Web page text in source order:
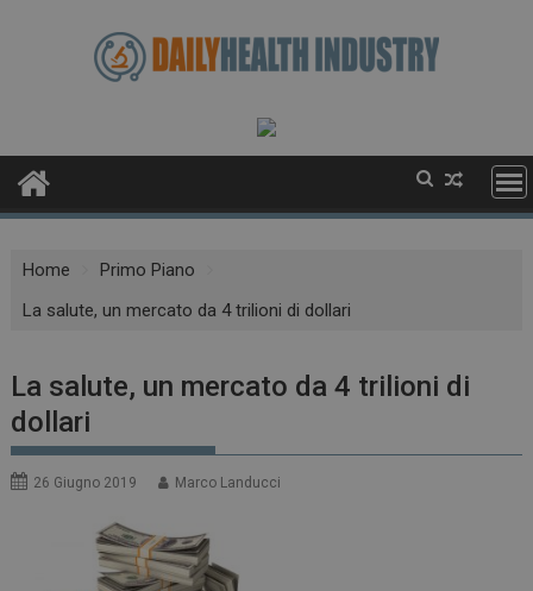
Home
Primo Piano
La salute, un mercato da 4 trilioni di dollari
La salute, un mercato da 4 trilioni di
dollari
26 Giugno 2019 Marco Landucci